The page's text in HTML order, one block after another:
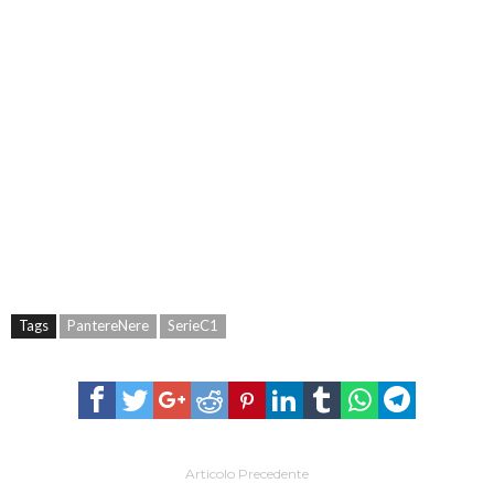
Tags PantereNere SerieC1
Articolo Precedente